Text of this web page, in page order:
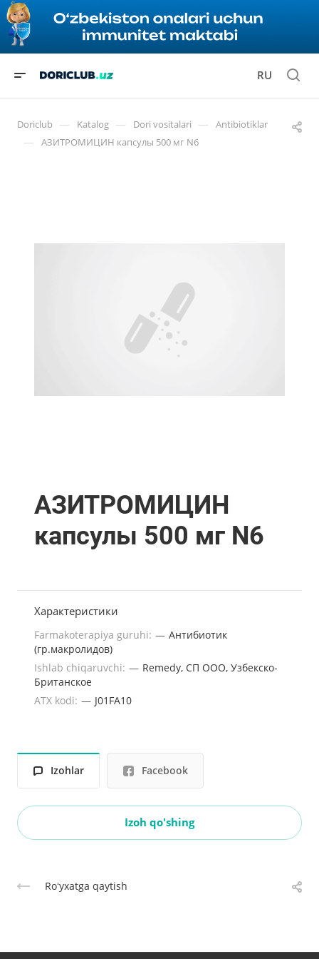
RU
Doriclub — Katalog — Dori vositalari — Antibiotiklar
— АЗИТРОМИЦИН капсулы 500 мг N6
АЗИТРОМИЦИН
капсулы 500 мг N6
Характеристики
Farmakoterapiya guruhi: — Антибиотик
(гр.макролидов)
Ishlab chiqaruvchi: — Remedy, CП ООО, Узбекско-
Британское
ATX kodi: — J01FA10
Izohlar Facebook
Izoh qo'shing
Roʻyxatga qaytish